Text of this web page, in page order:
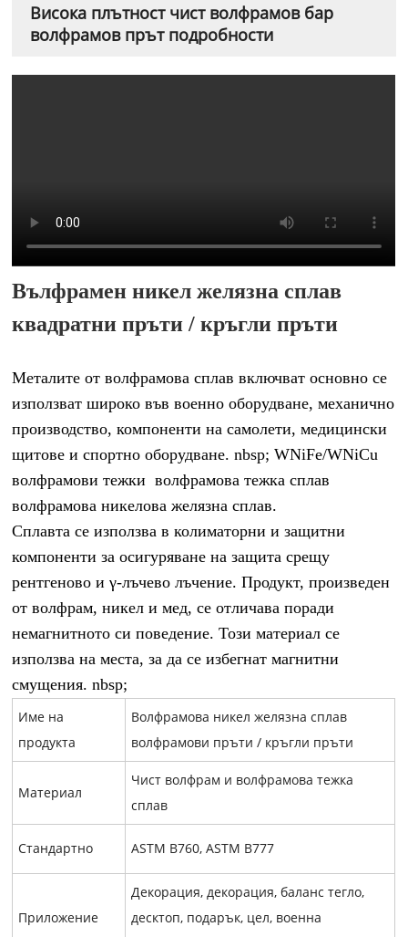
Висока плътност чист волфрамов бар
волфрамов прът подробности
Вълфрамен никел желязна сплав
квадратни пръти / кръгли пръти
Металите от волфрамова сплав включват основно се
използват широко във военно оборудване, механично
производство, компоненти на самолети, медицински
щитове и спортно оборудване. nbsp; WNiFe/WNiCu
волфрамови тежки волфрамова тежка сплав
волфрамова никелова желязна сплав.
Сплавта се използва в колиматорни и защитни
компоненти за осигуряване на защита срещу
рентгеново и γ-лъчево лъчение. Продукт, произведен
от волфрам, никел и мед, се отличава поради
немагнитното си поведение. Този материал се
използва на места, за да се избегнат магнитни
смущения. nbsp;
Име на
продукта
Волфрамова никел желязна сплав
волфрамови пръти / кръгли пръти
Материал
Чист волфрам и волфрамова тежка
сплав
Стандартно ASTM B760, ASTM B777
Приложение
Декорация, декорация, баланс тегло,
десктоп, подарък, цел, военна